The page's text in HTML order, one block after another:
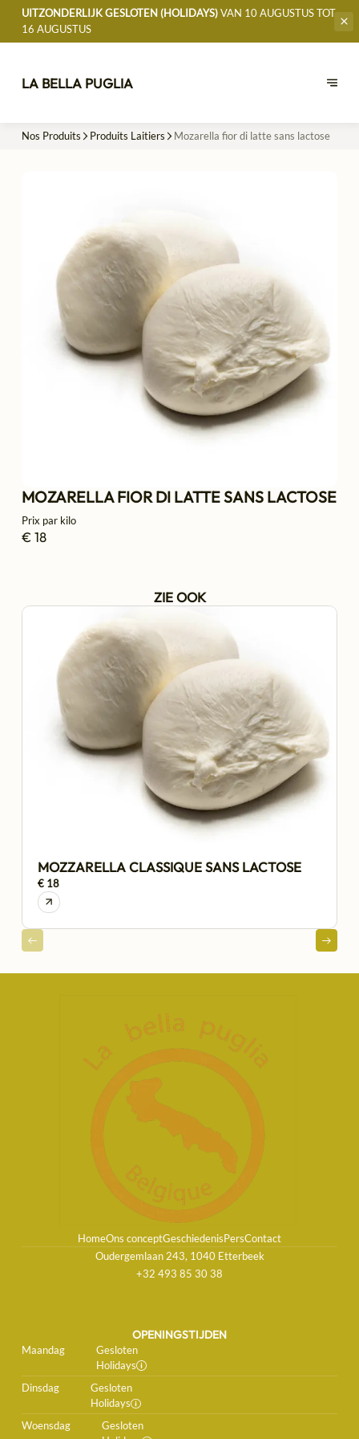
UITZONDERLIJK GESLOTEN (HOLIDAYS)VAN 10 AUGUSTUS TOT
16 AUGUSTUS
LA BELLA PUGLIA
Nos Produits Produits Laitiers Mozarella fior di latte sans lactose
MOZARELLA FIOR DI LATTE SANS LACTOSE
Prix par kilo
€ 18
ZIE OOK
MOZZARELLA CLASSIQUE SANS LACTOSE
€ 18
HomeOns conceptGeschiedenisPersContact
Oudergemlaan 243, 1040 Etterbeek
+32 493 85 30 38
OPENINGSTIJDEN
Maandag Gesloten
Holidays
Dinsdag Gesloten
Holidays
Woensdag Gesloten